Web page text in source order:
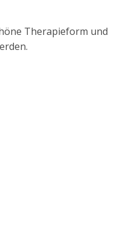
Therapieform und